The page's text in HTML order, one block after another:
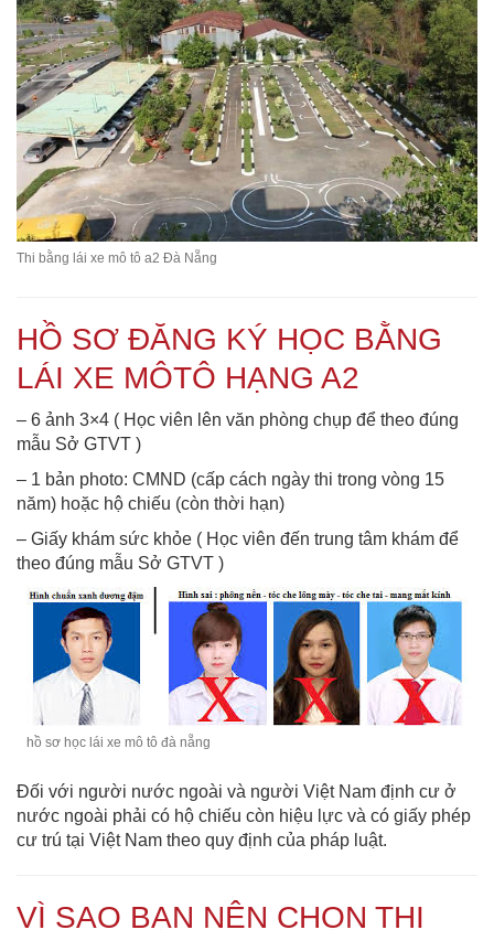
Thi bằng lái xe mô tô a2 Đà Nẵng
HỒ SƠ ĐĂNG KÝ HỌC BẰNG
LÁI XE MÔTÔ HẠNG A2
– 6 ảnh 3×4 ( Học viên lên văn phòng chụp để theo đúng
mẫu Sở GTVT )
– 1 bản photo: CMND (cấp cách ngày thi trong vòng 15
năm) hoặc hộ chiếu (còn thời hạn)
– Giấy khám sức khỏe ( Học viên đến trung tâm khám để
theo đúng mẫu Sở GTVT )
hồ sơ học lái xe mô tô đà nẵng
Đối với người nước ngoài và người Việt Nam định cư ở
nước ngoài phải có hộ chiếu còn hiệu lực và có giấy phép
cư trú tại Việt Nam theo quy định của pháp luật.
VÌ SAO BẠN NÊN CHỌN THI